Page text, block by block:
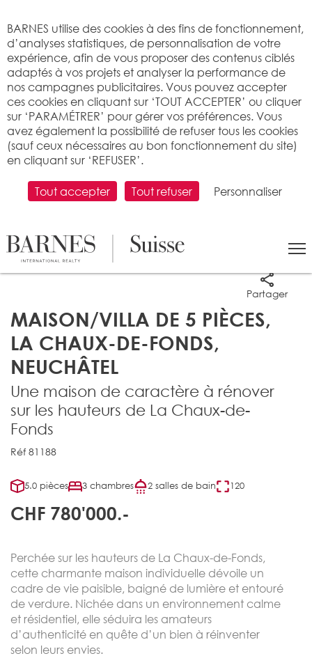
13 photos
MAISON/VILLA DE 5 PIÈCES,
LA CHAUX-DE-FONDS,
NEUCHÂTEL
Partager
Une maison de caractère à rénover
sur les hauteurs de La Chaux-de-
Fonds
Réf 81188
5.0 pièces 3 chambres 2 salles de bain 120
CHF 780'000.-
Perchée sur les hauteurs de La Chaux-de-Fonds,
cette charmante maison individuelle dévoile un
cadre de vie paisible, baigné de lumière et entouré
de verdure. Nichée dans un environnement calme
et résidentiel, elle séduira les amateurs
d’authenticité en quête d’un bien à réinventer
selon leurs envies.
BARNES utilise des cookies à des fins de fonctionnement,
d’analyses statistiques, de personnalisation de votre
expérience, afin de vous proposer des contenus ciblés
adaptés à vos projets et analyser la performance de
nos campagnes publicitaires. Vous pouvez accepter
ces cookies en cliquant sur ‘TOUT ACCEPTER’ ou cliquer
sur ‘PARAMÉTRER’ pour gérer vos préférences. Vous
avez également la possibilité de refuser tous les cookies
(sauf ceux nécessaires au bon fonctionnement du site)
en cliquant sur ‘REFUSER’.
Tout accepter Tout refuser Personnaliser